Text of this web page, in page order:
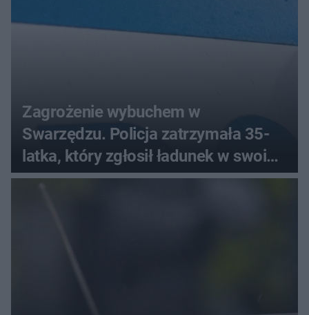
Zagrożenie wybuchem w
Swarzędzu. Policja zatrzymała 35-
latka, który zgłosił ładunek w swoim
aucie